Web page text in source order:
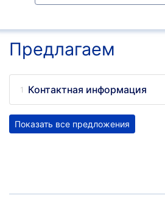
Предлагаем
Контактная информация
Показать все предложения